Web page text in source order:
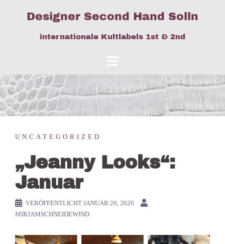
Designer Second Hand Solln
internationale Kultlabels 1st & 2nd
UNCATEGORIZED
„Jeanny Looks“:
Januar
VERÖFFENTLICHT JANUAR 26, 2020
MIRJAMSCHNEIDEWIND